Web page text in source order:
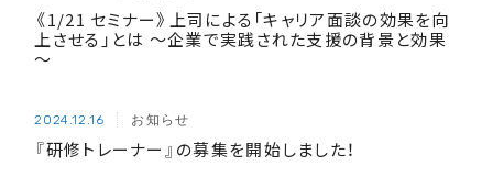
《1/21 セミナー》上司による「キャリア面談の効果を向
上させる」とは ～企業で実践された支援の背景と効果
～
2024.12.16 お知らせ
『研修トレーナー』の募集を開始しました！